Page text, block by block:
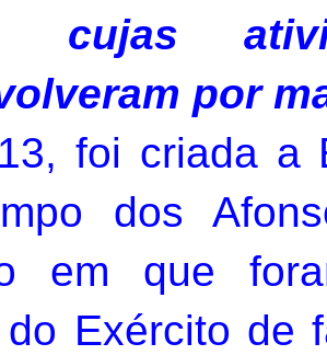
cujas
por
foi criada a
dos
em que
Exército de